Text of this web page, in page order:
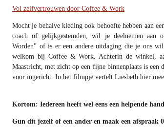
Vol zelfvertrouwen door Coffee & Work
Mocht je behalve kleding ook behoefte hebben aan
coach of gelijkgestemden, wil je deelnemen aan
Worden" of is er een andere uitdaging die je ons
welkom bij Coffee & Work. Achterin de winkel,
Maastricht, met zicht op een fijne binnenplaats is een
voor ingericht. In het filmpje vertelt Liesbeth hier
Kortom: Iedereen heeft wel eens een helpende
Gun dit jezelf of een ander en maak een afspraak